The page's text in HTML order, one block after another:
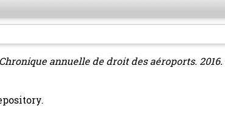
Chronique annuelle de droit des aéroports. 2016.